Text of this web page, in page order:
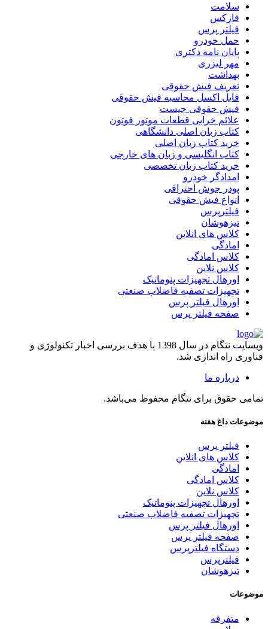
سلامت
فارکس
فیلتر پرس
حمل خودرو
پایان نامه دکتری
مهر لیزری
بهداشت
تعریف فیش حقوقی
فایل اکسل محاسبه فیش حقوقی
فیش حقوقی چیست
علائم خرابی قطعات موتور فوتون
کتاب زبان اصلی دانشگاهی
خرید کتاب زبان اصلی
کتاب انگلیسی و زبان های خارجی
خرید کتاب زبان تخصصی
امدادگر خودرو
پودر جوش احتراقی
انواع فیش حقوقی
فیلترپرس
تیزهوشان
کلاس های انلاین
امادگی
کلاس امادگی
کلاس نلاین
اورهال تجهیزات پنوماتیک
تجهیزات تصفیه فاضلاب صنعتی
اورهال فیلتر پرس
صفحه فیلتر پرس
وبسایت نتگام در سال 1398 با هدف بررسی اخبار تکنولوژی و
فناوری راه اندازی شد.
درباره ما
تمامی حقوق برای نتگام محفوظ می‌باشد.
موضوعات داغ هفته
فیلتر پرس
کلاس های انلاین
امادگی
کلاس امادگی
کلاس نلاین
اورهال تجهیزات پنوماتیک
تجهیزات تصفیه فاضلاب صنعتی
اورهال فیلتر پرس
صفحه فیلتر پرس
دستگاه فیلترپرس
فیلترپرس
تیزهوشان
موضوعات
متفرقه